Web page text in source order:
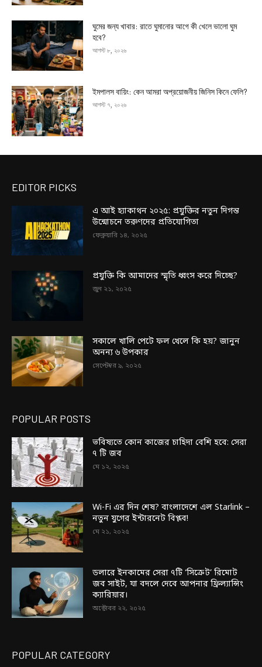
ঘুমের জন্য খাবার: রাতে ঘুমানোর আগে কী খেলে ভালো ঘুম
হবে?
আগস্ট ৮, ২০২৬
ইমপালস বায়িং: কেন আমরা অপ্রয়োজনীয় জিনিস কিনে ফেলি?
আগস্ট ৭, ২০২৬
EDITOR PICKS
এ আই হ্যাকাথন ২০২৫: প্রযুক্তির নতুন দিগন্ত
উন্মোচনে তরুণদের প্রতিযোগিতা
ফেব্রুয়ারি ১৪, ২০২৫
প্রযুক্তি কি আমাদের স্মৃতি ধ্বংস করে দিচ্ছে?
জুন ২১, ২০২৫
সকালে খালি পেটে ফল খেলে কি হয়? জানুন
অনন্য ৬ উপকার
সেপ্টেম্বর ৯, ২০২৫
POPULAR POSTS
ভবিষ্যতে কোন কাজের চাহিদা বেশি হবে: সেরা
৭ টি জব
মে ১২, ২০২৫
Wi-Fi এর দিন শেষ? বাংলাদেশে এল Starlink –
নতুন যুগের ইন্টারনেট বিপ্লব!
মে ২১, ২০২৫
ডলারে ইনকামের সেরা ৭টি ‘সিক্রেট’ রিমোট
জব সাইট, যা বদলে দেবে আপনার ফ্রিল্যান্সিং
ক্যারিয়ার।
অক্টোবর ২২, ২০২৫
POPULAR CATEGORY